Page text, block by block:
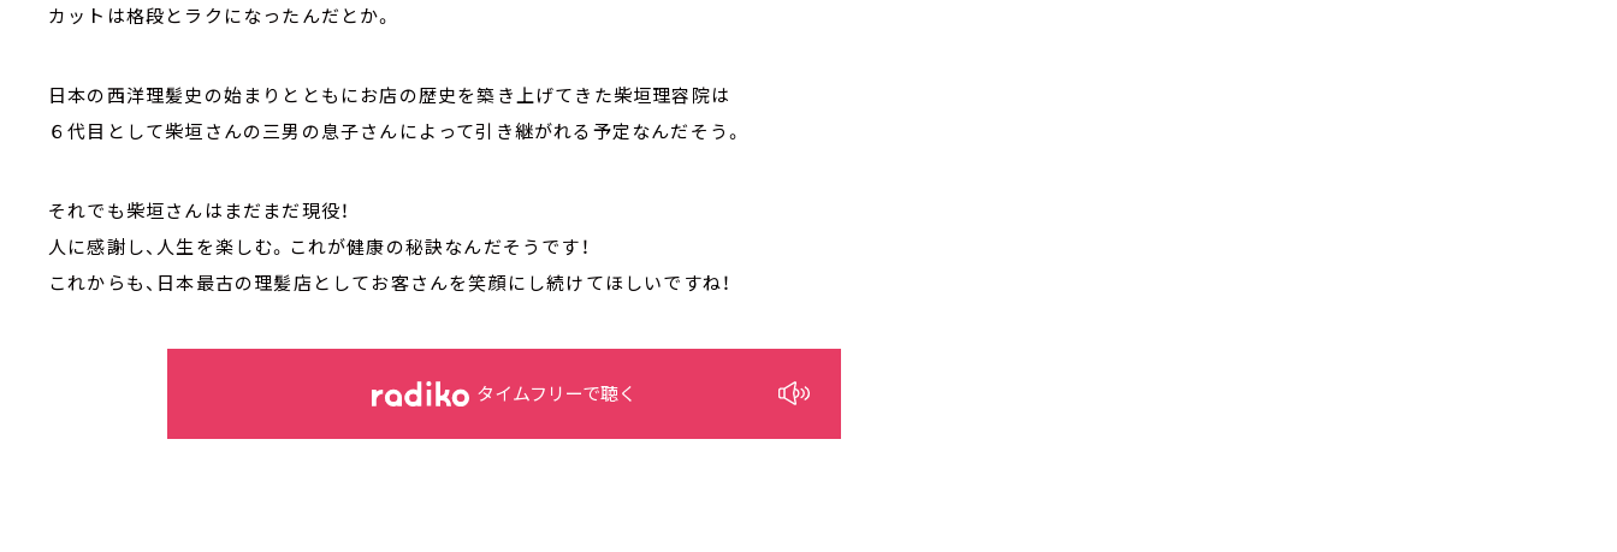
カットは格段とラクになったんだとか。
日本の西洋理髪史の始まりとともにお店の歴史を築き上げてきた柴垣理容院は
６代目として柴垣さんの三男の息子さんによって引き継がれる予定なんだそう。
それでも柴垣さんはまだまだ現役！
人に感謝し、人生を楽しむ。これが健康の秘訣なんだそうです！
これからも、日本最古の理髪店としてお客さんを笑顔にし続けてほしいですね！
タイムフリーで聴く